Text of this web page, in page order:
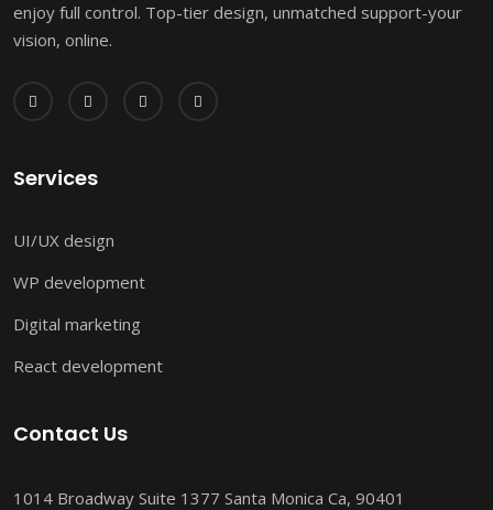
enjoy full control. Top-tier design, unmatched support-your
vision, online.
Services
UI/UX design
WP development
Digital marketing
React development
Contact Us
1014 Broadway Suite 1377 Santa Monica Ca, 90401